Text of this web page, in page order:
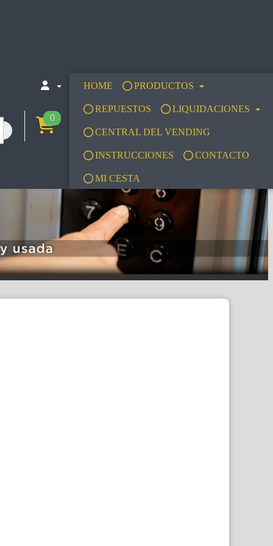
0
HOME PRODUCTOS
REPUESTOS LIQUIDACIONES
CENTRAL DEL VENDING
INSTRUCCIONES CONTACTO
MI CESTA